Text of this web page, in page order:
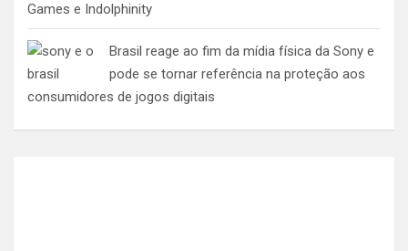
Games e Indolphinity
Brasil reage ao fim da mídia física da Sony e
pode se tornar referência na proteção aos
consumidores de jogos digitais